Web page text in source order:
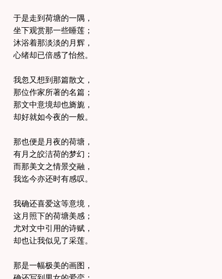
于是走到荷塘的一隅，
坐下观赏那一些睡莲；
沐浴着那淡淡的月辉，
心绪却已倍感了怡然。
我忽又想到那篇散文，
那位作家所著的名篇；
那文中意境却也旖旎，
却好就如今夜的一般。
那也便是月夜的荷塘，
有月之皎洁荷的梦幻；
而那美文之情景交融，
我迄今亦还时有感叹。
我确还喜爱这等意境，
这月照下的荷塘美感；
尤对文中引用的诗赋，
却也让我似见了采莲。
那是一幅极美的画图，